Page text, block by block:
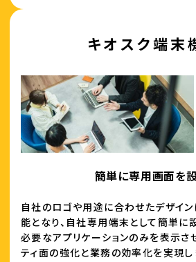
キオスク端末
簡単に専用画面を設
自社のロゴや用途に合わせたデザイ
能となり、自社専用端末として簡単に
必要なアプリケーションのみを表示さ
ティ面の強化と業務の効率化を実現し